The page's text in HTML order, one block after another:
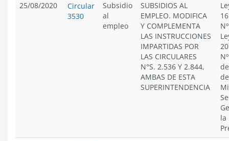
25/08/2020
Circular
3530
Subsidio
al
empleo
SUBSIDIOS AL
EMPLEO. MODIFICA
Y COMPLEMENTA
LAS INSTRUCCIONES
IMPARTIDAS POR
LAS CIRCULARES
N°S. 2.536 Y 2.844,
AMBAS DE ESTA
SUPERINTENDENCIA
la